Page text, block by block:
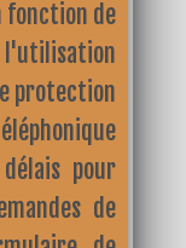
fonction de
protection
pour
de